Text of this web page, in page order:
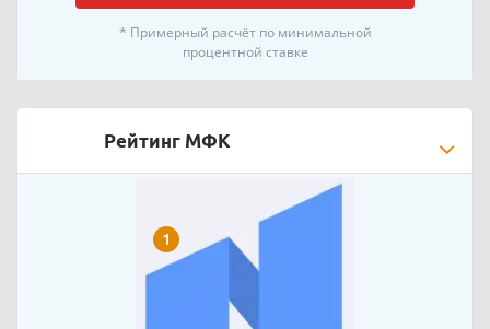
* Примерный расчёт по минимальной
процентной ставке
Рейтинг МФК
1